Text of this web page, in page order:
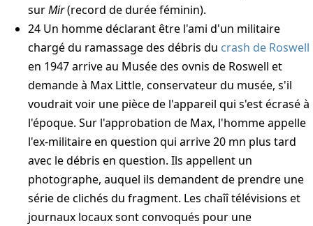
surMir(record de durée féminin).
24 Un homme déclarant être l'ami d'un militaire
chargé du ramassage des débris du crash de Roswell
en 1947 arrive au Musée des ovnis de Roswell et
demande à Max Little, conservateur du musée, s'il
voudrait voir une pièce de l'appareil qui s'est écrasé à
l'époque. Sur l'approbation de Max, l'homme appelle
l'ex-militaire en question qui arrive 20 mn plus tard
avec le débris en question. Ils appellent un
photographe, auquel ils demandent de prendre une
série de clichés du fragment. Les chaîî télévisions et
journaux locaux sont convoqués pour une